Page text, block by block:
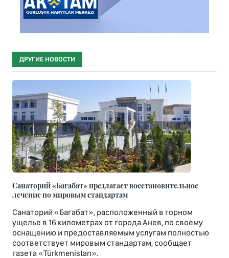
ДРУГИЕ НОВОСТИ
Санаторий «Багабат» предлагает восстановительное
лечение по мировым стандартам
Санаторий «Багабат», расположенный в горном
ущелье в 16 километрах от города Анев, по своему
оснащению и предоставляемым услугам полностью
соответствует мировым стандартам, сообщает
газета «Türkmenistan».